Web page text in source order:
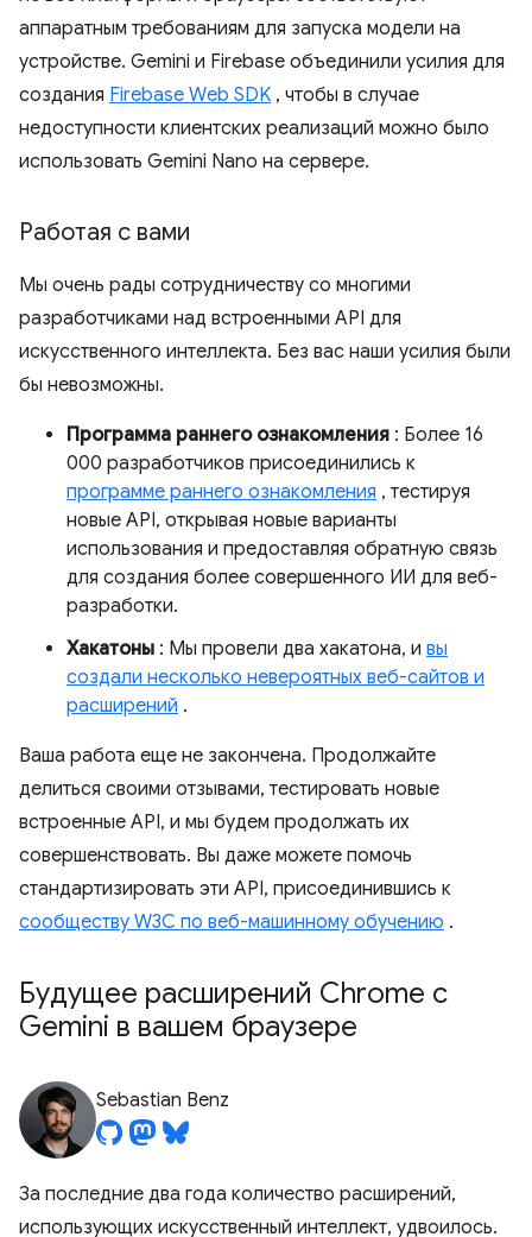
аппаратным требованиям для запуска модели на
устройстве. Gemini и Firebase объединили усилия для
создания Firebase Web SDK , чтобы в случае
недоступности клиентских реализаций можно было
использовать Gemini Nano на сервере.
Работая с вами
Мы очень рады сотрудничеству со многими
разработчиками над встроенными API для
искусственного интеллекта. Без вас наши усилия были
бы невозможны.
Программа раннего ознакомления : Более 16
000 разработчиков присоединились к
программе раннего ознакомления , тестируя
новые API, открывая новые варианты
использования и предоставляя обратную связь
для создания более совершенного ИИ для веб-
разработки.
Хакатоны : Мы провели два хакатона, и вы
создали несколько невероятных веб-сайтов и
расширений .
Ваша работа еще не закончена. Продолжайте
делиться своими отзывами, тестировать новые
встроенные API, и мы будем продолжать их
совершенствовать. Вы даже можете помочь
стандартизировать эти API, присоединившись к
сообществу W3C по веб-машинному обучению .
Будущее расширений Chrome с
Gemini в вашем браузере
Sebastian Benz
За последние два года количество расширений,
использующих искусственный интеллект, удвоилось.